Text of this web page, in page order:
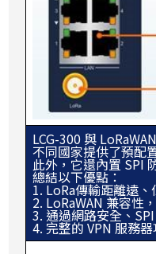
LCG-300 與
不同國家提供了預配
此外，它還內置 SPI
總結以下優點：
1. LoRa傳輸距離遠
2. LoRaWAN 兼容性
3. 通過網路安全、
4. 完整的 VPN 服務